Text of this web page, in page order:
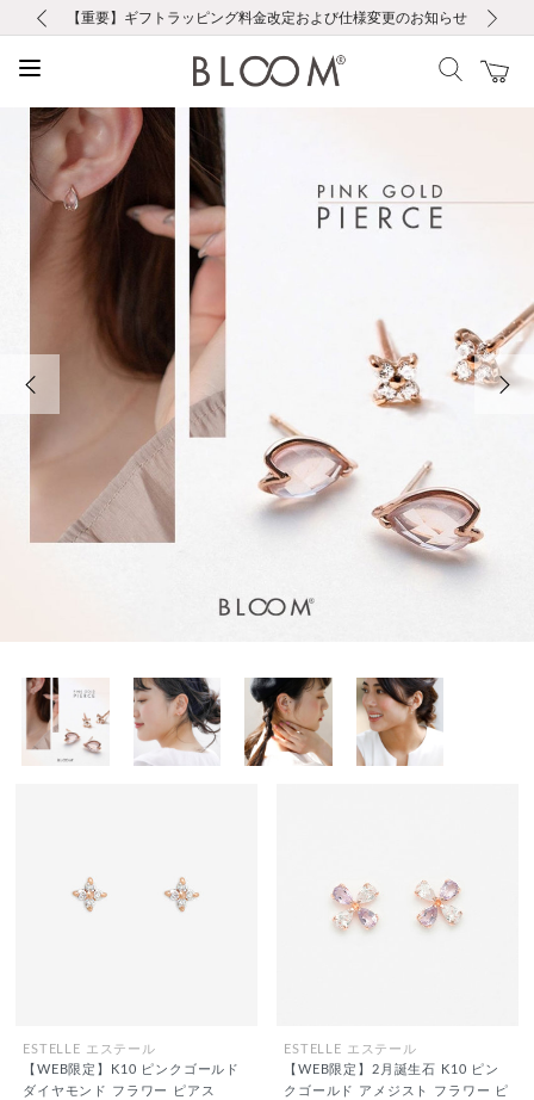
お修理・アフターサービスのご案内
【重要】令和８年熊本地震に伴う集配への影響について
【重要】ギフトラッピング料金改定および仕様変更のお知らせ
【重要】夏季休業の営業についてのご案内
税込5,500円以上で送料無料｜最短24時間以内に発送
新規会員登録で1000ポイントプレゼント！
新規LINE友だち登録で500円クーポンプレゼント
会員限定！レビュー投稿で100ポイントプレゼント
お修理・アフターサービスのご案内
【重要】令和８年熊本地震に伴う集配への影響について
次
ESTELLE エステール
【WEB限定】K10 ピンクゴールド
ダイヤモンド フラワー ピアス
ESTELLE エステール
【WEB限定】2月誕生石 K10 ピン
クゴールド アメジスト フラワー ピ